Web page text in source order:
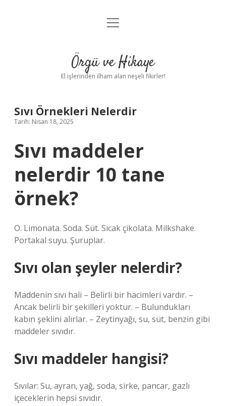
Anasayfa
Yasal Uyarı
menüyü
Örgü ve Hikaye
El işlerinden ilham alan neşeli fikirler!
Sıvı Örnekleri Nelerdir
Tarih: Nisan 18, 2025
Sıvı maddeler
nelerdir 10 tane
örnek?
O. Limonata. Soda. Süt. Sıcak çikolata. Milkshake.
Portakal suyu. Şuruplar.
Sıvı olan şeyler nelerdir?
Maddenin sıvı hali – Belirli bir hacimleri vardır. –
Ancak belirli bir şekilleri yoktur. – Bulundukları
kabın şeklini alırlar. – Zeytinyağı, su, süt, benzin gibi
maddeler sıvıdır.
Sıvı maddeler hangisi?
Sıvılar: Su, ayran, yağ, soda, sirke, pancar, gazlı
içeceklerin hepsi sıvıdır.